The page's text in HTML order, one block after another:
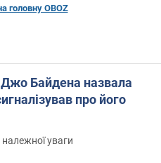
головну OBOZ
Байдена назвала
про його
уваги